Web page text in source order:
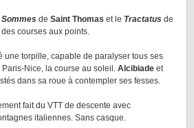
Sommes de Saint Thomas et le Tractatus de
courses aux points.
une torpille, capable de paralyser tous ses
Nice, la course au soleil. Alcibiade et
dans sa roue à contempler ses fesses.
fait du VTT de descente avec
italiennes. Sans casque.